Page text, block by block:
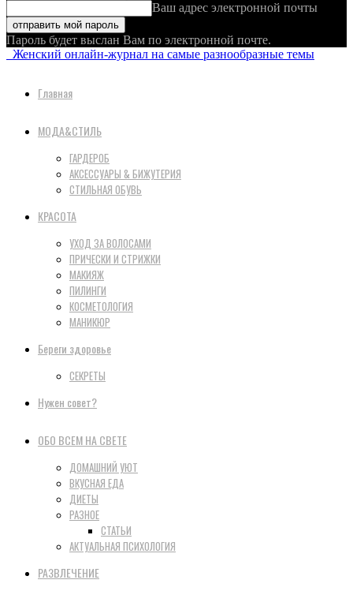
Ваш адрес электронной почты
Пароль будет выслан Вам по электронной почте.
Женский онлайн-журнал на самые разнообразные темы
Главная
МОДА&СТИЛЬ
ГАРДЕРОБ
АКСЕССУАРЫ & БИЖУТЕРИЯ
СТИЛЬНАЯ ОБУВЬ
КРАСОТА
УХОД ЗА ВОЛОСАМИ
ПРИЧЕСКИ И СТРИЖКИ
МАКИЯЖ
ПИЛИНГИ
КОСМЕТОЛОГИЯ
МАНИКЮР
Береги здоровье
СЕКРЕТЫ
Нужен совет?
ОБО ВСЕМ НА СВЕТЕ
ДОМАШНИЙ УЮТ
ВКУСНАЯ ЕДА
ДИЕТЫ
РАЗНОЕ
СТАТЬИ
АКТУАЛЬНАЯ ПСИХОЛОГИЯ
РАЗВЛЕЧЕНИЕ